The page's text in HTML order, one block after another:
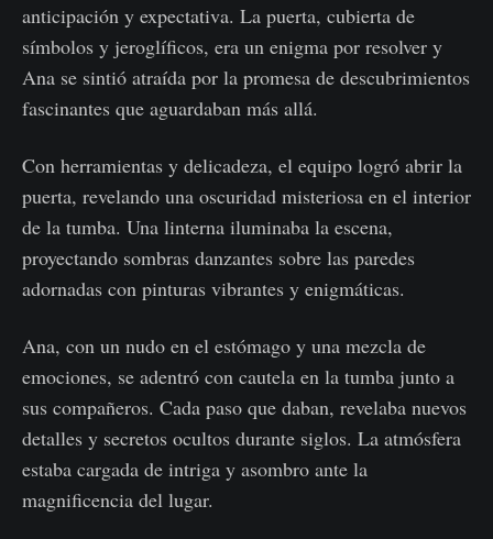
anticipación y expectativa. La puerta, cubierta de
símbolos y jeroglíficos, era un enigma por resolver y
Ana se sintió atraída por la promesa de descubrimientos
fascinantes que aguardaban más allá.
Con herramientas y delicadeza, el equipo logró abrir la
puerta, revelando una oscuridad misteriosa en el interior
de la tumba. Una linterna iluminaba la escena,
proyectando sombras danzantes sobre las paredes
adornadas con pinturas vibrantes y enigmáticas.
Ana, con un nudo en el estómago y una mezcla de
emociones, se adentró con cautela en la tumba junto a
sus compañeros. Cada paso que daban, revelaba nuevos
detalles y secretos ocultos durante siglos. La atmósfera
estaba cargada de intriga y asombro ante la
magnificencia del lugar.